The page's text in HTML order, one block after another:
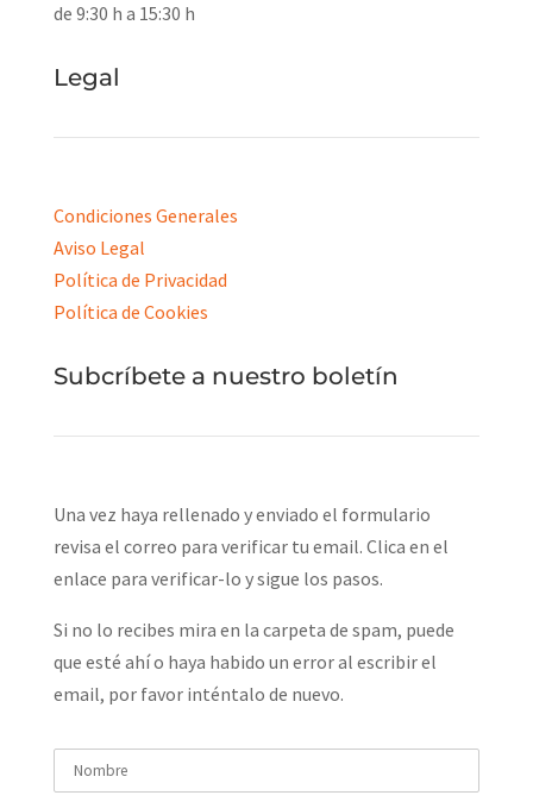
de 9:30 h a 15:30 h
Legal
Condiciones Generales
Aviso Legal
Política de Privacidad
Política de Cookies
Subcríbete a nuestro boletín
Una vez haya rellenado y enviado el formulario
revisa el correo para verificar tu email. Clica en el
enlace para verificar-lo y sigue los pasos.
Si no lo recibes mira en la carpeta de spam, puede
que esté ahí o haya habido un error al escribir el
email, por favor inténtalo de nuevo.